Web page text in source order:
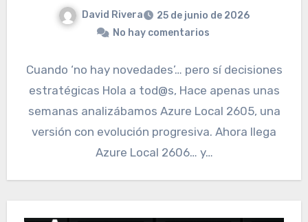
David Rivera
25 de junio de 2026
No hay comentarios
Cuando ‘no hay novedades’… pero sí decisiones
estratégicas Hola a tod@s, Hace apenas unas
semanas analizábamos Azure Local 2605, una
versión con evolución progresiva. Ahora llega
Azure Local 2606… y…